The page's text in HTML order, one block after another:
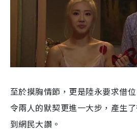
至於摸胸情節，更是陸永要求借
令兩人的默契更進一大步，產生
到網民大讚。